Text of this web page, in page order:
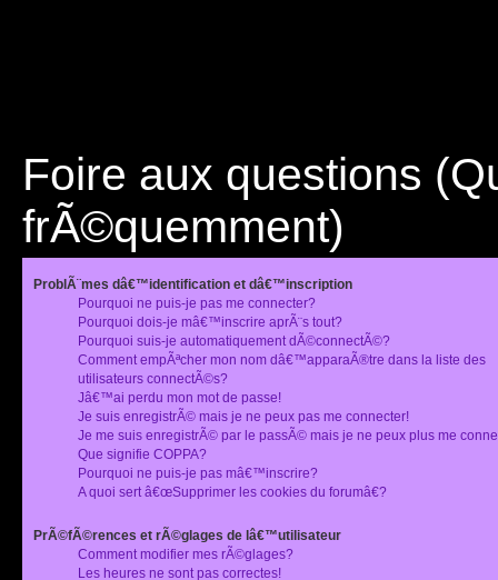
Foire aux questions
frÃ©quemment)
ProblÃ¨mes dâ€™identification et dâ€™inscription
Pourquoi ne puis-je pas me connecter?
Pourquoi dois-je mâ€™inscrire aprÃ¨s tout?
Pourquoi suis-je automatiquement dÃ©connectÃ©?
Comment empÃªcher mon nom dâ€™apparaÃ®tre dans la liste des
utilisateurs connectÃ©s?
Jâ€™ai perdu mon mot de passe!
Je suis enregistrÃ© mais je ne peux pas me connecter!
Je me suis enregistrÃ© par le passÃ© mais je ne peux plus me
Que signifie COPPA?
Pourquoi ne puis-je pas mâ€™inscrire?
A quoi sert â€œSupprimer les cookies du forumâ€?
PrÃ©fÃ©rences et rÃ©glages de lâ€™utilisateur
Comment modifier mes rÃ©glages?
Les heures ne sont pas correctes!